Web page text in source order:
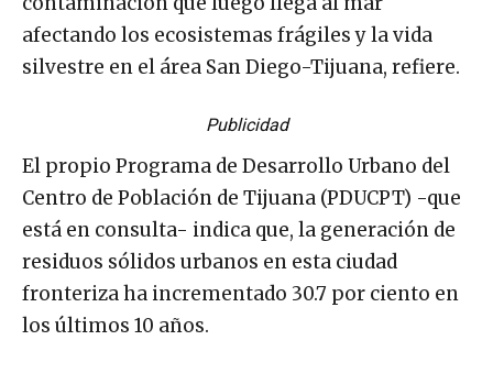
afectando los ecosistemas frágiles y la vida
silvestre en el área San Diego-Tijuana, refiere.
Publicidad
El propio Programa de Desarrollo Urbano del
Centro de Población de Tijuana (PDUCPT) -que
está en consulta- indica que, la generación de
residuos sólidos urbanos en esta ciudad
fronteriza ha incrementado 30.7 por ciento en
los últimos 10 años.